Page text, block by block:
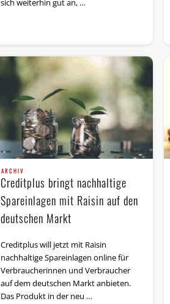
sich weiterhin gut an, …
ARCHIV
Creditplus bringt nachhaltige
Spareinlagen mit Raisin auf den
deutschen Markt
Creditplus will jetzt mit Raisin
nachhaltige Spareinlagen online für
Verbraucherinnen und Verbraucher
auf dem deutschen Markt anbieten.
Das Produkt in der neu …